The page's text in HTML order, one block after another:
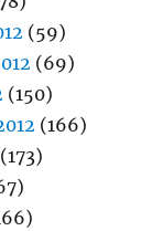
(59)
(69)
(150)
(166)
(173)